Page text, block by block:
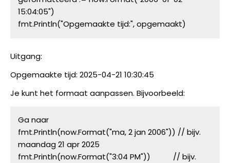
15:04:05")
fmt.Println("Opgemaakte tijd:", opgemaakt)
Uitgang:
Opgemaakte tijd: 2025-04-21 10:30:45
Je kunt het formaat aanpassen. Bijvoorbeeld:
Ga naar
fmt.Println(now.Format("ma, 2 jan 2006")) // bijv.
maandag 21 apr 2025
fmt.Println(now.Format("3:04 PM"))           // bijv.